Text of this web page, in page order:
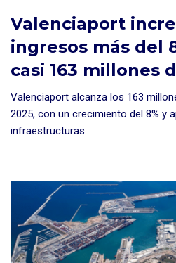
Valenciaport
ingresos más del
casi 163 millones
Valenciaport alcanza los 163
2025, con un crecimiento del 8% y
infraestructuras.